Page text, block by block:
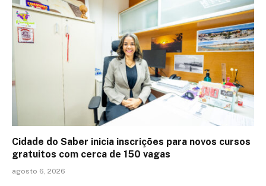
Cidade do Saber inicia inscrições para novos cursos
gratuitos com cerca de 150 vagas
agosto 6, 2026